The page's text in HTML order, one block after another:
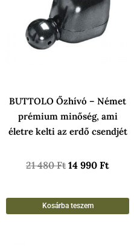
BUTTOLO Őzhívó – Német
prémium minőség, ami
életre kelti az erdő csendjét
21 480Ft 14 990 Ft
Kosárba teszem